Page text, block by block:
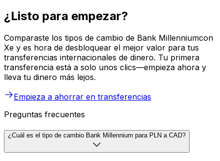
¿Listo para empezar?
Comparaste los tipos de cambio de Bank Millenniumcon
Xe y es hora de desbloquear el mejor valor para tus
transferencias internacionales de dinero. Tu primera
transferencia está a solo unos clics—empieza ahora y
lleva tu dinero más lejos.
Empieza a ahorrar en transferencias
Preguntas frecuentes
¿Cuál es el tipo de cambio Bank Millennium para PLN a CAD?